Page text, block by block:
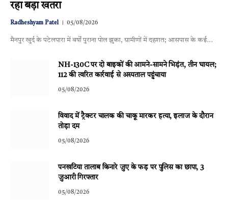
रहा बड़ा खतरा
Radheshyam Patel 05/08/2026
मैनपुर खुर्द के पटेलपारा में वर्षों पुराना पोल झुका, ग्रामीणों में दहशत; आसपास के कई…
NH-130C पर दो बाइकों की आमने-सामने भिड़ंत, तीन घायल;
112 की त्वरित कार्रवाई से अस्पताल पहुंचाया
05/08/2026
विवाद में ट्रैक्टर चालक की चाकू मारकर हत्या, इलाज के दौरान
तोड़ा दम
05/08/2026
पनखटिया तालाब किनारे जुए के फड़ पर पुलिस का छापा, 3
जुआरी गिरफ्तार
05/08/2026